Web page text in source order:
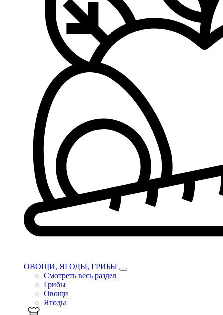
ОВОЩИ, ЯГОДЫ, ГРИБЫ
Смотреть весь раздел
Грибы
Овощи
Ягоды